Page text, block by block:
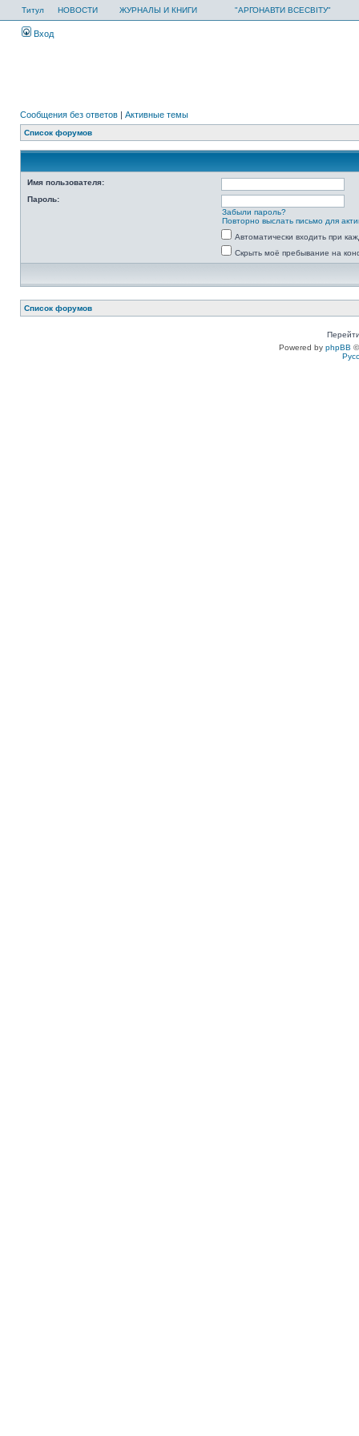
Титул НОВОСТИ ЖУРНАЛЫ И КНИГИ "АРГОНАВТИ ВСЕСВІТУ"
Вход
Сообщения без ответов | Активные темы
Список форумов
Имя пользователя:
Пароль:
Забыли пароль?
Повторно выслать письмо для
Автоматически входить при
Скрыть моё пребывание на
Список форумов
Powered by phpBB